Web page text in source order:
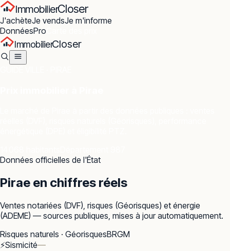
ImmobilierCloser
J'achèteJe vendsJe m'informe
DonnéesPro
ImmobilierCloser
Données officielles de l'État
Pirae en chiffres réels
Ventes notariées (DVF), risques (Géorisques) et énergie
(ADEME) — sources publiques, mises à jour automatiquement.
Risques naturels · GéorisquesBRGM
⚡Sismicité—